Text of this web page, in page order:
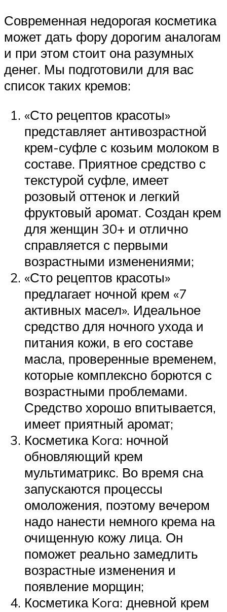
Современная недорогая косметика
может дать фору дорогим аналогам
и при этом стоит она разумных
денег. Мы подготовили для вас
список таких кремов:
«Сто рецептов красоты»
представляет антивозрастной
крем-суфле с козьим молоком в
составе. Приятное средство с
текстурой суфле, имеет
розовый оттенок и легкий
фруктовый аромат. Создан крем
для женщин 30+ и отлично
справляется с первыми
возрастными изменениями;
«Сто рецептов красоты»
предлагает ночной крем «7
активных масел». Идеальное
средство для ночного ухода и
питания кожи, в его составе
масла, проверенные временем,
которые комплексно борются с
возрастными проблемами.
Средство хорошо впитывается,
имеет приятный аромат;
Косметика Kora: ночной
обновляющий крем
мультиматрикс. Во время сна
запускаются процессы
омоложения, поэтому вечером
надо нанести немного крема на
очищенную кожу лица. Он
поможет реально замедлить
возрастные изменения и
появление морщин;
Косметика Kora: дневной крем